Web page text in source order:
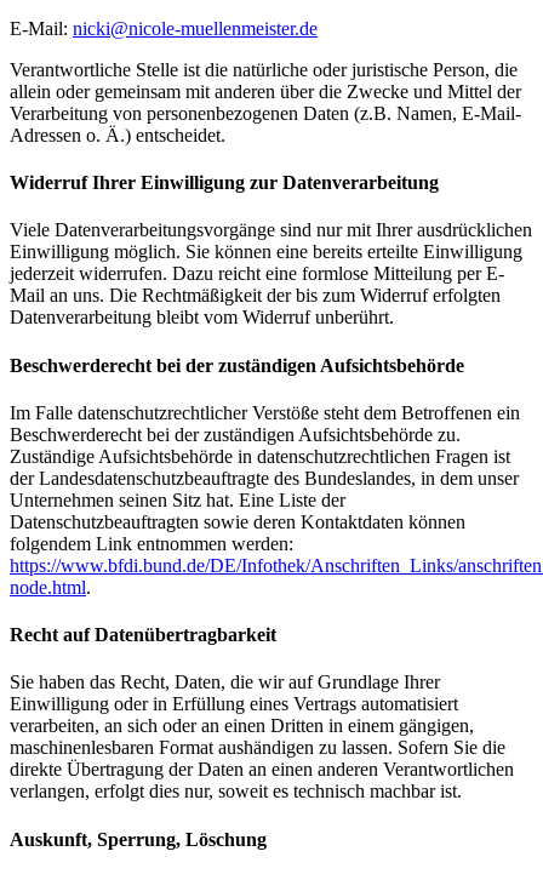
E-Mail: nicki@nicole-muellenmeister.de
Verantwortliche Stelle ist die natürliche oder juristische Person, die
allein oder gemeinsam mit anderen über die Zwecke und Mittel der
Verarbeitung von personenbezogenen Daten (z.B. Namen, E-Mail-
Adressen o. Ä.) entscheidet.
Widerruf Ihrer Einwilligung zur Datenverarbeitung
Viele Datenverarbeitungsvorgänge sind nur mit Ihrer ausdrücklichen
Einwilligung möglich. Sie können eine bereits erteilte Einwilligung
jederzeit widerrufen. Dazu reicht eine formlose Mitteilung per E-
Mail an uns. Die Rechtmäßigkeit der bis zum Widerruf erfolgten
Datenverarbeitung bleibt vom Widerruf unberührt.
Beschwerderecht bei der zuständigen Aufsichtsbehörde
Im Falle datenschutzrechtlicher Verstöße steht dem Betroffenen ein
Beschwerderecht bei der zuständigen Aufsichtsbehörde zu.
Zuständige Aufsichtsbehörde in datenschutzrechtlichen Fragen ist
der Landesdatenschutzbeauftragte des Bundeslandes, in dem unser
Unternehmen seinen Sitz hat. Eine Liste der
Datenschutzbeauftragten sowie deren Kontaktdaten können
folgendem Link entnommen werden:
https://www.bfdi.bund.de/DE/Infothek/Anschriften_Links/
node.html.
Recht auf Datenübertragbarkeit
Sie haben das Recht, Daten, die wir auf Grundlage Ihrer
Einwilligung oder in Erfüllung eines Vertrags automatisiert
verarbeiten, an sich oder an einen Dritten in einem gängigen,
maschinenlesbaren Format aushändigen zu lassen. Sofern Sie die
direkte Übertragung der Daten an einen anderen Verantwortlichen
verlangen, erfolgt dies nur, soweit es technisch machbar ist.
Auskunft, Sperrung, Löschung